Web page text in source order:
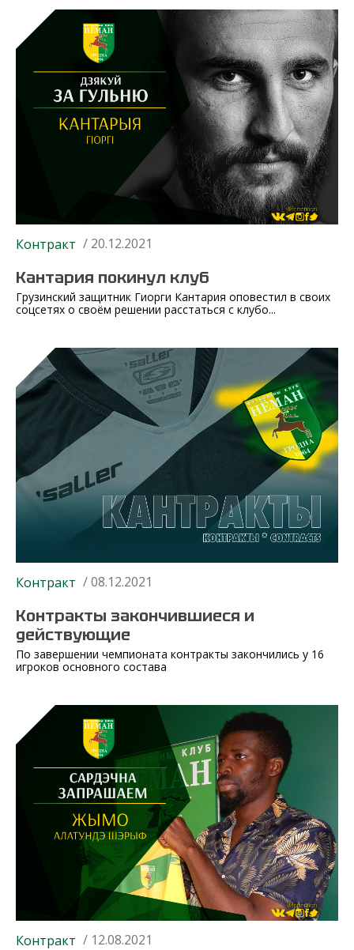
Контракт / 20.12.2021
Кантария покинул клуб
Грузинский защитник Гиорги Кантария оповестил в своих
соцсетях о своём решении расстаться с клубо...
Контракт / 08.12.2021
Контракты закончившиеся и
действующие
По завершении чемпионата контракты закончились у 16
игроков основного состава
Контракт / 12.08.2021